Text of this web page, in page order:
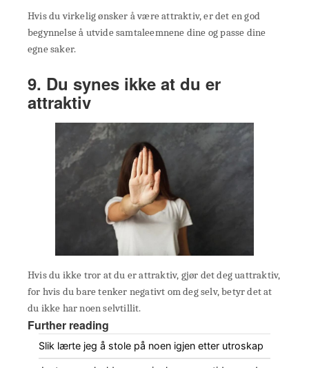
Hvis du virkelig ønsker å være attraktiv, er det en god
begynnelse å utvide samtaleemnene dine og passe dine
egne saker.
9. Du synes ikke at du er
attraktiv
Hvis du ikke tror at du er attraktiv, gjør det deg uattraktiv,
for hvis du bare tenker negativt om deg selv, betyr det at
du ikke har noen selvtillit.
Further reading
Slik lærte jeg å stole på noen igjen etter utroskap